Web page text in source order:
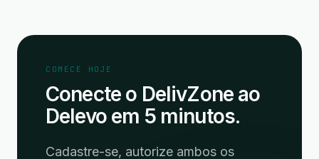
COMECE HOJE
Conecte o DelivZone ao
Delevo em 5 minutos.
Cadastre-se, autorize ambos os